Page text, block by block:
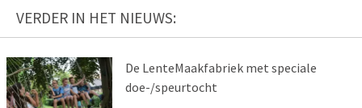
VERDER IN HET NIEUWS:
De LenteMaakfabriek met speciale
doe-/speurtocht